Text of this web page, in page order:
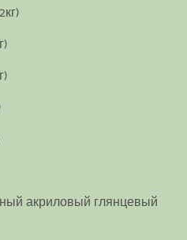
акриловый глянцевый